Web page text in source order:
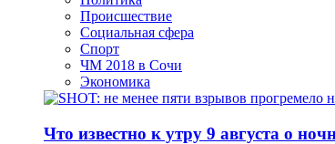
Происшествие
Социальная сфера
Спорт
ЧМ 2018 в Сочи
Экономика
Что известно к утру 9 августа о